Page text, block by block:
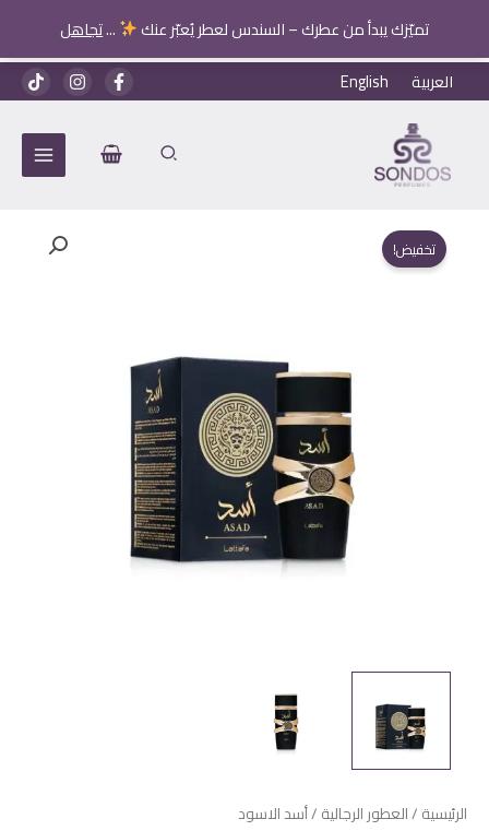
تميّزك يبدأ من عطرك – السندس لعطر يُعبّر عنك ...تجاهل
تخطي
إلى
العربية English
تخفيض!
الرئيسية /العطور الرجالية / أسد الاسود